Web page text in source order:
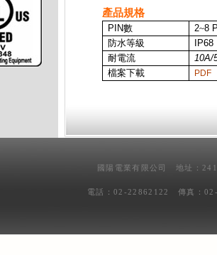
產品規格
PIN數 2~8
防水等級
IP68
耐電流
10A/
檔案下載
PDF
國陽電業有限公司 地址：
電話：02-22862122 傳真：